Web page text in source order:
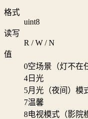
格式
uint8
读写
R / W / N
值
0空场景（灯不在
4 日光
5月光（夜间）模
7温馨
8电视模式（影院